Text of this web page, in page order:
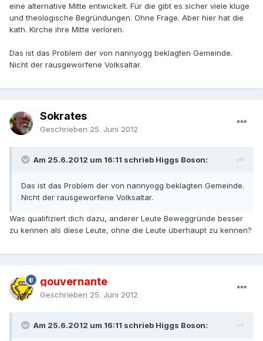
eine alternative Mitte entwickelt. Für die gibt es sicher viele kluge
und theologische Begründungen. Ohne Frage. Aber hier hat die
kath. Kirche ihre Mitte verloren.
Das ist das Problem der von nannyogg beklagten Gemeinde.
Nicht der rausgeworfene Volksaltar.
Sokrates
Geschrieben 25. Juni 2012
Am 25.6.2012 um 16:11 schrieb Higgs Boson:
Das ist das Problem der von nannyogg beklagten Gemeinde.
Nicht der rausgeworfene Volksaltar.
Was qualifiziert dich dazu, anderer Leute Beweggründe besser
zu kennen als diese Leute, ohne die Leute überhaupt zu kennen?
gouvernante
Geschrieben 25. Juni 2012
Am 25.6.2012 um 16:11 schrieb Higgs Boson: